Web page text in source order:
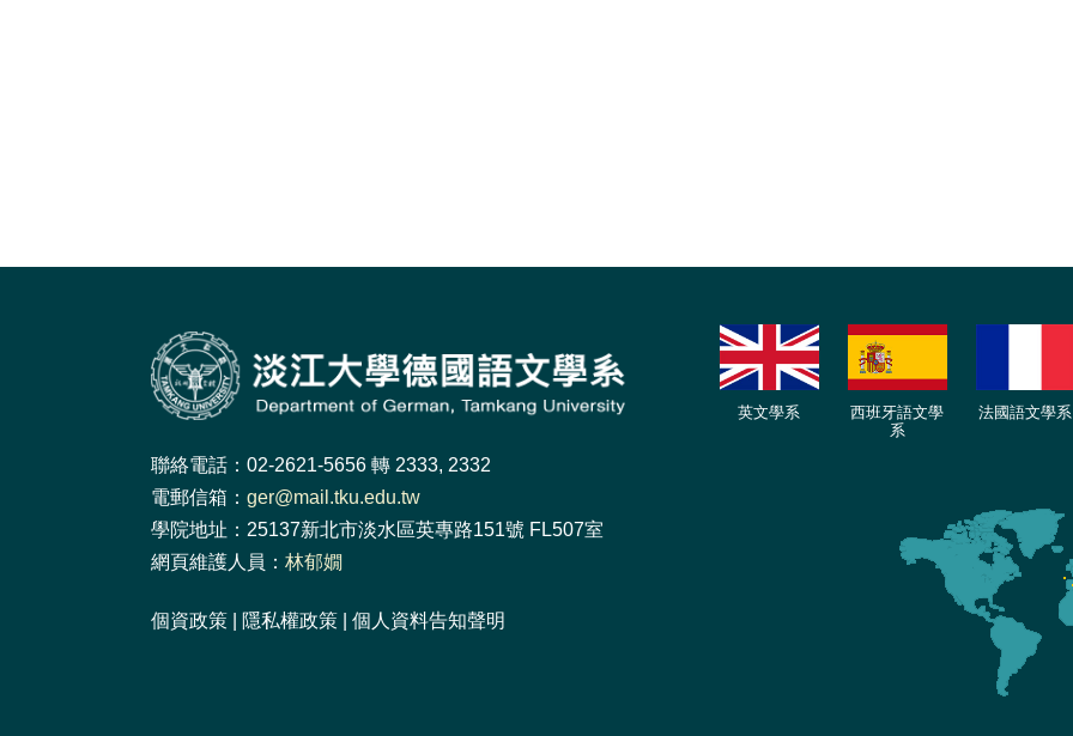
聯絡電話：02-2621-5656 轉 2333, 2332
電郵信箱： ger@mail.tku.edu.tw
學院地址：25137新北市淡水區英專路151號 FL507室
網頁維護人員： 林郁嫺
個資政策 隱私權政策 個人資料告知聲明
英文學系
西班牙語文學
系
法國語文學系